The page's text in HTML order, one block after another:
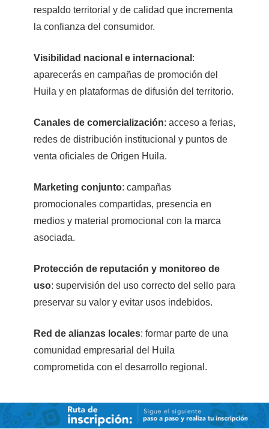
respaldo territorial y de calidad que incrementa
la confianza del consumidor.
Visibilidad nacional e internacional :
aparecerás en campañas de promoción del
Huila y en plataformas de difusión del territorio.
Canales de comercialización: acceso a ferias,
redes de distribución institucional y puntos de
venta oficiales de Origen Huila.
Marketing conjunto: campañas
promocionales compartidas, presencia en
medios y material promocional con la marca
asociada.
Protección de reputación y monitoreo de
uso: supervisión del uso correcto del sello para
preservar su valor y evitar usos indebidos.
Red de alianzas locales: formar parte de una
comunidad empresarial del Huila
comprometida con el desarrollo regional.